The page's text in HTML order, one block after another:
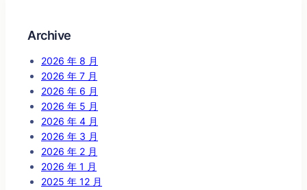
Archive
2026 年 8 月
2026 年 7 月
2026 年 6 月
2026 年 5 月
2026 年 4 月
2026 年 3 月
2026 年 2 月
2026 年 1 月
2025 年 12 月